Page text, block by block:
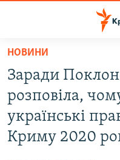
Перейти
основного
матеріалу
Перейти
до
основної
ВОДА.КРИМ
ВІДЕО ТА ФОТО
ПОЛІТИКА
НОВИНИ
Заради
розповіла,
українські
Криму 2020